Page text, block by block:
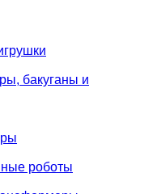
бакуганы и
роботы